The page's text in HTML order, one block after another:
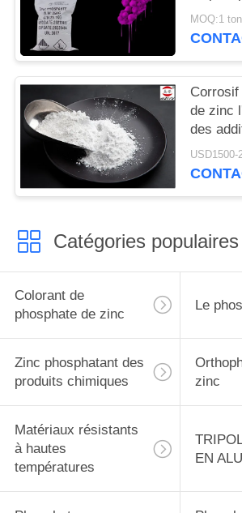
PRIVACY
POLICY
pour
MOQ:1
Corrosif
de zinc
des
et des
Catégories populaires
Colorant de
phosphate de zinc
Le
Zinc phosphatant des
produits chimiques
zinc
Matériaux résistants
à hautes
températures
EN